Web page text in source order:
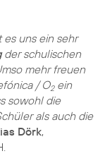
uns ein sehr
der schulischen
mehr freuen
/ O2ein
sowohl die
als auch die
Dörk,